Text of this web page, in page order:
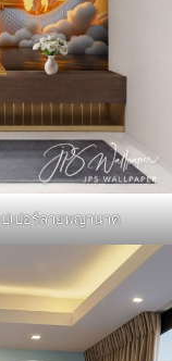
เปอร์ลายพญานาค